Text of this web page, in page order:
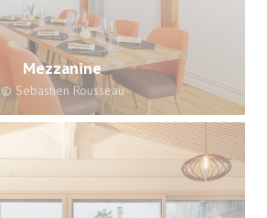
Mezzanine
© Sebastien Rousseau